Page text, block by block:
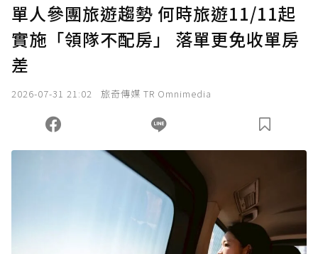
確認送出
您當前剩餘 U 利點數：0點；前往 購買點數
單人參團旅遊趨勢 何時旅遊11/11起
實施「領隊不配房」 落單更免收單房
差
2026-07-31 21:02 旅奇傳媒 TR Omnimedia